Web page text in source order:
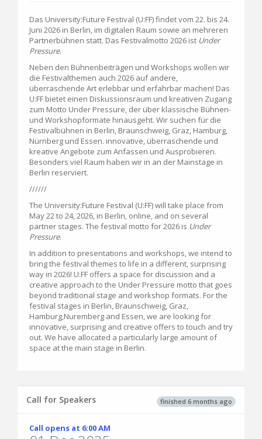
Das University:Future Festival (U:FF) findet vom 22. bis 24.
Juni 2026 in Berlin, im digitalen Raum sowie an mehreren
Partnerbühnen statt. Das Festivalmotto 2026 ist Under
Pressure.
Neben den Bühnenbeiträgen und Workshops wollen wir
die Festivalthemen auch 2026 auf andere,
überraschende Art erlebbar und erfahrbar machen! Das
U:FF bietet einen Diskussionsraum und kreativen Zugang
zum Motto Under Pressure, der über klassische Bühnen-
und Workshopformate hinausgeht. Wir suchen für die
Festivalbühnen in Berlin, Braunschweig, Graz, Hamburg,
Nürnberg und Essen. innovative, überraschende und
kreative Angebote zum Anfassen und Ausprobieren.
Besonders viel Raum haben wir in an der Mainstage in
Berlin reserviert.
//////
The University:Future Festival (U:FF) will take place from
May 22 to 24, 2026, in Berlin, online, and on several
partner stages. The festival motto for 2026 is Under
Pressure.
In addition to presentations and workshops, we intend to
bring the festival themes to life in a different, surprising
way in 2026! U:FF offers a space for discussion and a
creative approach to the Under Pressure motto that goes
beyond traditional stage and workshop formats. For the
festival stages in Berlin, Braunschweig, Graz,
Hamburg,Nuremberg and Essen, we are looking for
innovative, surprising and creative offers to touch and try
out. We have allocated a particularly large amount of
space at the main stage in Berlin.
finished 6 months ago
Call for Speakers
Call opens at 6:00 AM